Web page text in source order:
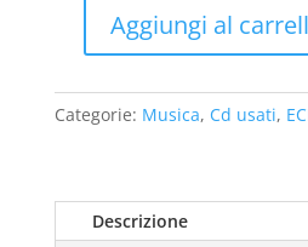
€22,00.
Orchestre
De
Jazz,
w/
Anouar
Aggiungi al
Categorie: Musica, Cd usati,
Descrizione